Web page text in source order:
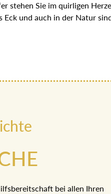
tiefer stehen Sie im
sind ums Eck und
bei allen Ihren